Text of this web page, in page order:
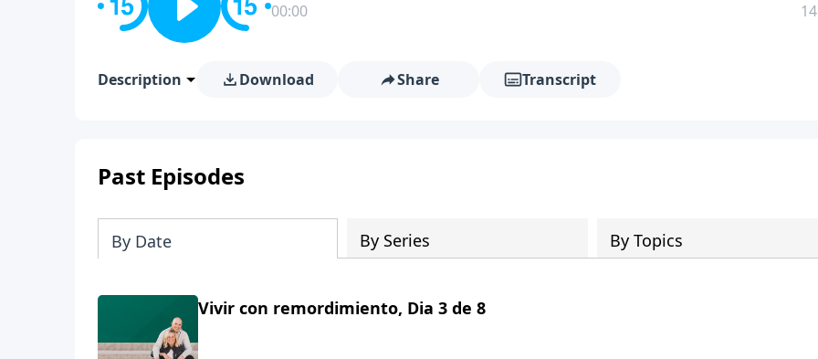
00:00
Description Download Share Transcript
Past Episodes
By Date By Series By Topics
Vivir con remordimiento, Dia 3 de 8